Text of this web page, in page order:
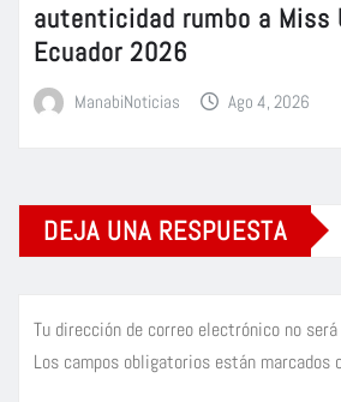
autenticidad rumbo a Miss
Ecuador 2026
ManabiNoticias Ago 4, 2026
DEJA UNA RESPUESTA
Tu dirección de correo electrónico no
Los campos obligatorios están marcados